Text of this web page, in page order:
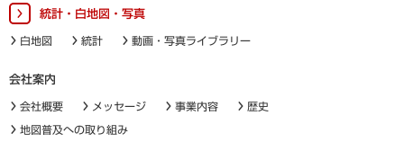
統計・白地図・写真
白地図 統計 動画・写真ライブラリー
会社案内
会社概要 メッセージ 事業内容 歴史
地図普及への取り組み